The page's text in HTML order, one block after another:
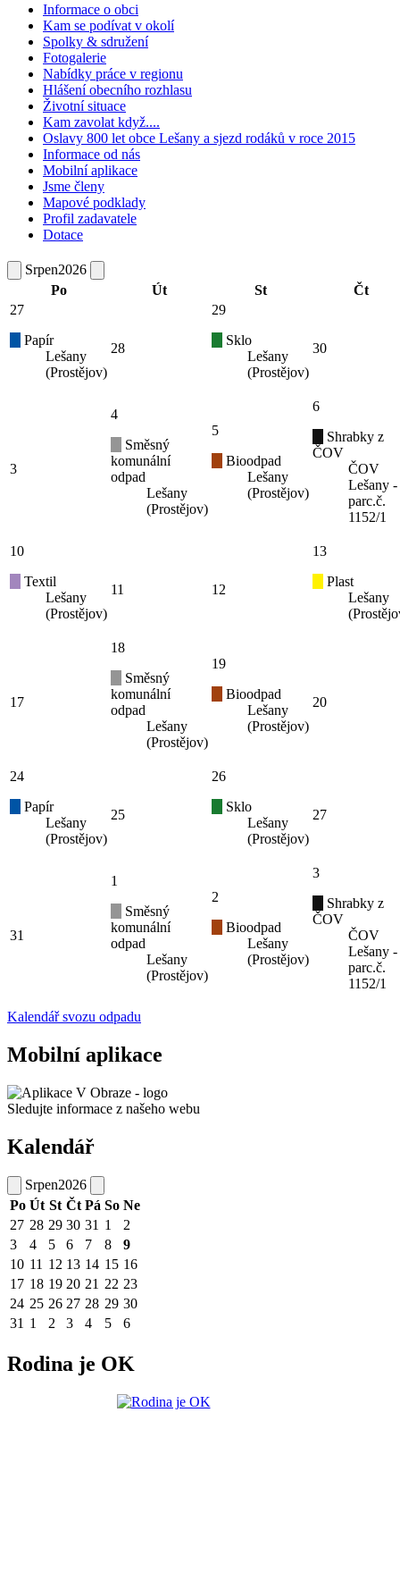
Informace o obci
Kam se podívat v okolí
Spolky & sdružení
Fotogalerie
Nabídky práce v regionu
Hlášení obecního rozhlasu
Životní situace
Kam zavolat když....
Oslavy 800 let obce Lešany a sjezd rodáků v roce 2015
Informace od nás
Mobilní aplikace
Jsme členy
Mapové podklady
Profil zadavatele
Dotace
Srpen2026
Po
Út St
Čt
27
Papír
Lešany
(Prostějov)
28
29
Sklo
Lešany
(Prostějov)
30
3
4
Směsný
komunální
odpad
Lešany
(Prostějov)
5
Bioodpad
Lešany
(Prostějov)
6
Shrabky z
ČOV
ČOV
Lešany -
parc.č.
1152/1
10
Textil
Lešany
(Prostějov)
11 12
13
Plast
Lešany
17
18
Směsný
komunální
odpad
Lešany
(Prostějov)
19
Bioodpad
Lešany
(Prostějov)
20
24
Papír
Lešany
(Prostějov)
25
26
Sklo
Lešany
(Prostějov)
27
31
1
Směsný
komunální
odpad
Lešany
(Prostějov)
2
Bioodpad
Lešany
(Prostějov)
3
Shrabky z
ČOV
ČOV
Lešany -
parc.č.
1152/1
Kalendář svozu odpadu
Mobilní aplikace
Sledujte informace z našeho webu
Kalendář
Srpen2026
Po Út St Čt Pá So Ne
27 28 29 30 31 1
2
3
4 5 6 7 8
9
10 11 12 13 14 15 16
17 18 19 20 21 22 23
24 25 26 27 28 29 30
31 1 2 3 4 5 6
Rodina je OK